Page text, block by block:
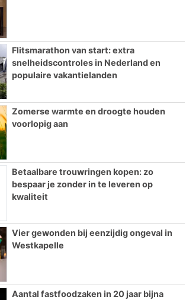
Flitsmarathon van start: extra
snelheidscontroles in Nederland en
populaire vakantielanden
Zomerse warmte en droogte houden
voorlopig aan
Betaalbare trouwringen kopen: zo
bespaar je zonder in te leveren op
kwaliteit
Vier gewonden bij eenzijdig ongeval in
Westkapelle
Aantal fastfoodzaken in 20 jaar bijna